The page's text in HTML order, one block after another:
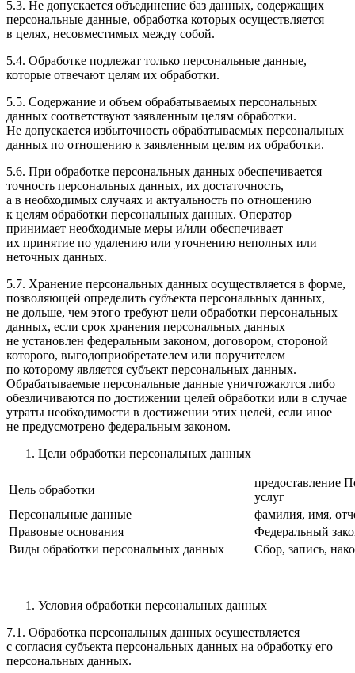
5.3. Не допускается объединение баз данных, содержащих
персональные данные, обработка которых осуществляется
в целях, несовместимых между собой.
5.4. Обработке подлежат только персональные данные,
которые отвечают целям их обработки.
5.5. Содержание и объем обрабатываемых персональных
данных соответствуют заявленным целям обработки.
Не допускается избыточность обрабатываемых персональных
данных по отношению к заявленным целям их обработки.
5.6. При обработке персональных данных обеспечивается
точность персональных данных, их достаточность,
а в необходимых случаях и актуальность по отношению
к целям обработки персональных данных. Оператор
принимает необходимые меры и/или обеспечивает
их принятие по удалению или уточнению неполных или
неточных данных.
5.7. Хранение персональных данных осуществляется в форме,
позволяющей определить субъекта персональных данных,
не дольше, чем этого требуют цели обработки персональных
данных, если срок хранения персональных данных
не установлен федеральным законом, договором, стороной
которого, выгодоприобретателем или поручителем
по которому является субъект персональных данных.
Обрабатываемые персональные данные уничтожаются либо
обезличиваются по достижении целей обработки или в случае
утраты необходимости в достижении этих целей, если иное
не предусмотрено федеральным законом.
Цели обработки персональных данных
Цель обработки
предоставление
услуг
Персональные данные
фамилия, имя,
Правовые основания
Федеральный
Виды обработки персональных данных
Сбор, запись,
Условия обработки персональных данных
7.1. Обработка персональных данных осуществляется
с согласия субъекта персональных данных на обработку его
персональных данных.